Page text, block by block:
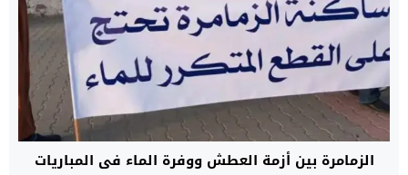
الزمامرة بين أزمة العطش ووفرة الماء في المباريات